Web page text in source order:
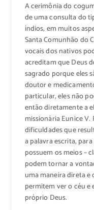
A cerimônia do
de uma consulta do
índios, em muitos
Santa Comunhão do
vocais dos nativos
acreditam que Deus
sagrado porque eles
doutor e
particular, eles não
então diretamente a
missionária Eunice
dificuldades que
a palavra escrita,
possuem os meios –
podem tornar a
uma maneira direta e
permitem ver o céu
próprio Deus.